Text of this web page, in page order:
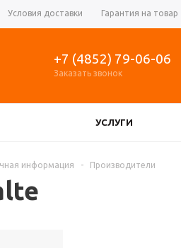
Условия доставки Гарантия на товар
+7 (4852) 79-06-06
Заказать звонок
УСЛУГИ
УПРАВЛЕНИЯ ГЕНЕРАТОРОМ
ОБОРОТОВ ДВИГАТЕЛЯ,
информация - Производители